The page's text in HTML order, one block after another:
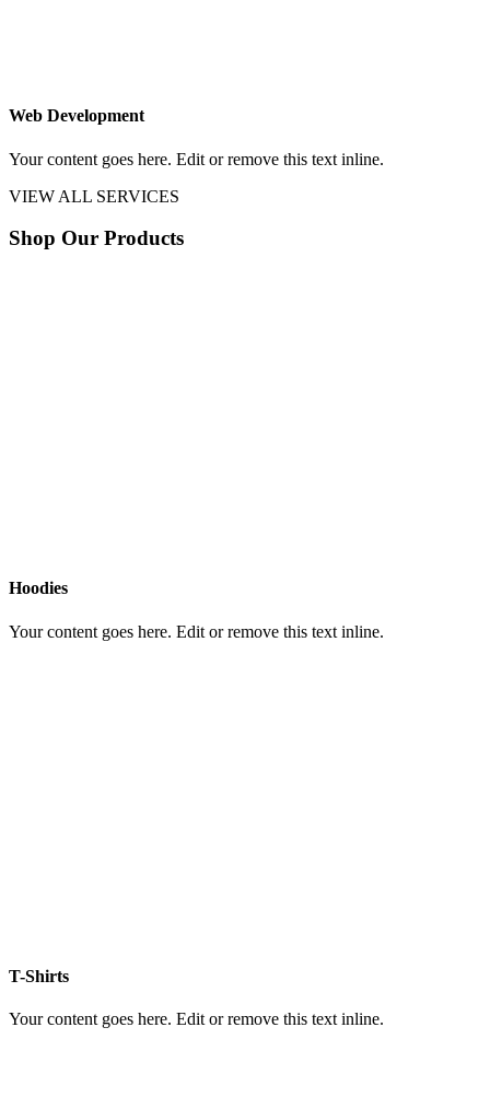
Web Development
Your content goes here. Edit or remove this text inline.
VIEW ALL SERVICES
Shop Our Products
Hoodies
Your content goes here. Edit or remove this text inline.
T-Shirts
Your content goes here. Edit or remove this text inline.